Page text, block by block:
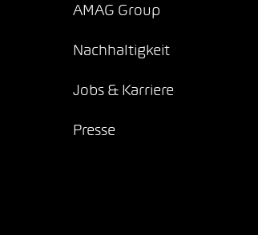
AMAG Group
Nachhaltigkeit
Jobs & Karriere
Presse